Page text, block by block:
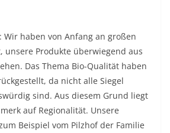
Wir haben von Anfang an großen
unsere Produkte überwiegend aus
Das Thema Bio-Qualität haben
da nicht alle Siegel
sind. Aus diesem Grund liegt
auf Regionalität. Unsere
Beispiel vom Pilzhof der Familie